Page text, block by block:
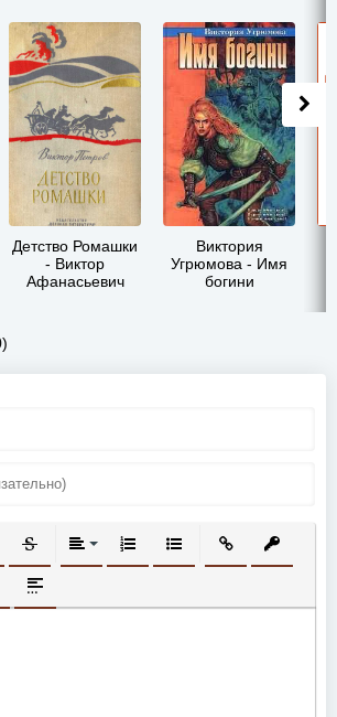
Детство Ромашки
- Виктор
Афанасьевич
Виктория
Угрюмова - Имя
богини
ЗАЧЕРКНУТЫЙВЫРАВНИВАНИЕ
НУМЕРОВАННЫЙ СПИСОК
МАРКИРОВАННЫЙ
ВСТАВИТЬ
ТЕКСТА
ЦИТАТЫ
ВСТАВКА СПОЙЛЕРА